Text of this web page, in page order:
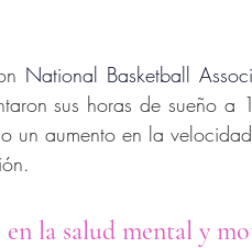
National Basketball
sus horas de sueño a
un aumento en la
la salud mental y